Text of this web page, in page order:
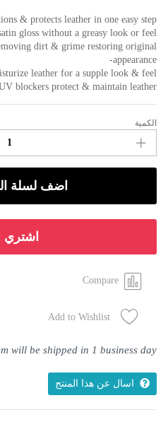
& protects leather in one easy step-
gloss without a greasy look or feel-
dirt & grime restoring original
appearance-
leather for a supple look & feel-
blockers protect & maintain leather-
Meguiars
ultimate
leather
detailer
جلد
quantity
الكمية
اضف لسلة
اشتري
Add to Wishlist
Compare
will be shipped in 1 business day
اسال عن هذا المنتج